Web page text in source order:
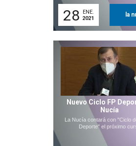
28
ENE.
2021
la
Nuevo Ciclo FP
Nucía
La Nucía contará con "Ciclo
Deporte" el próximo